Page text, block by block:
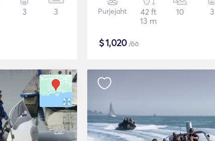
3 3 Purjejaht
42 ft
13 m
10 3
$1,020 /öö